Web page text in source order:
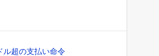
ル超の支払い命令